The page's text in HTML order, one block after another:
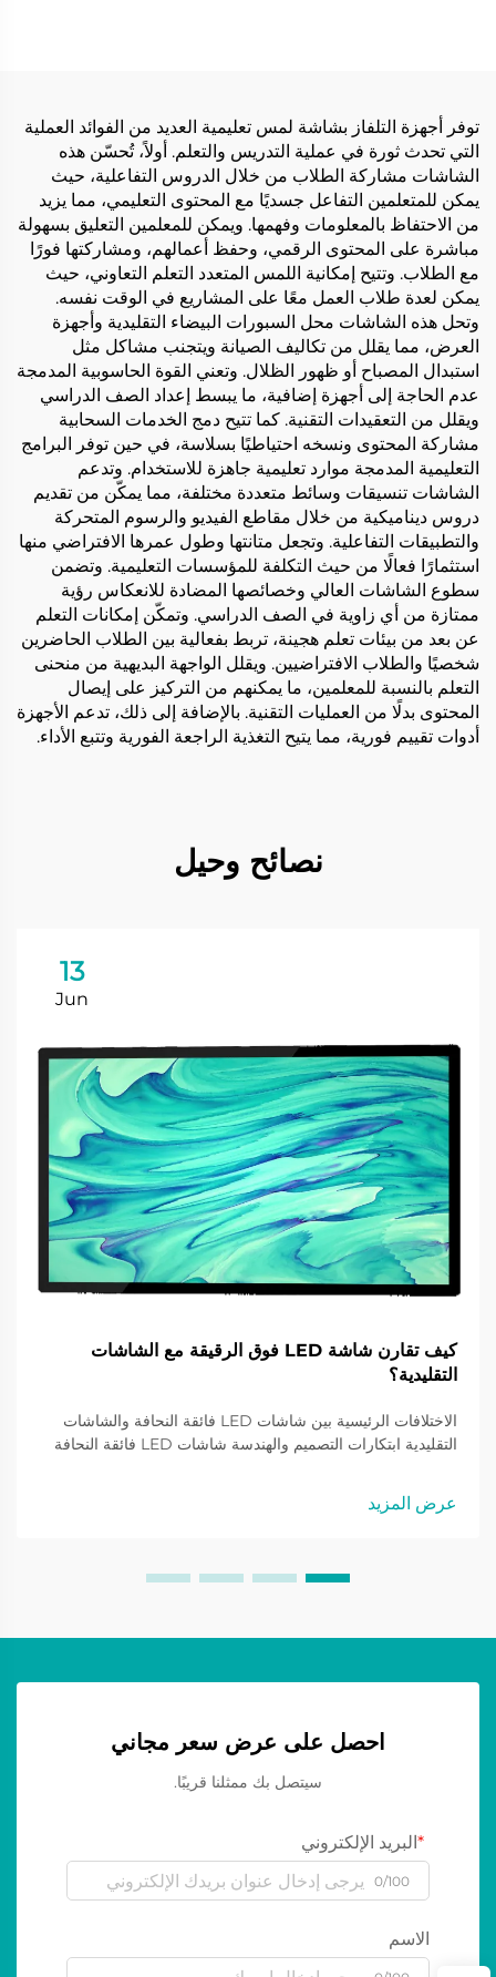
توفر أجهزة التلفاز بشاشة لمس تعليمية العديد من الفوائد العملية
التي تحدث ثورة في عملية التدريس والتعلم. أولاً، تُحسّن هذه
الشاشات مشاركة الطلاب من خلال الدروس التفاعلية، حيث
يمكن للمتعلمين التفاعل جسديًا مع المحتوى التعليمي، مما يزيد
من الاحتفاظ بالمعلومات وفهمها. ويمكن للمعلمين التعليق بسهولة
مباشرة على المحتوى الرقمي، وحفظ أعمالهم، ومشاركتها فورًا
مع الطلاب. وتتيح إمكانية اللمس المتعدد التعلم التعاوني، حيث
يمكن لعدة طلاب العمل معًا على المشاريع في الوقت نفسه.
وتحل هذه الشاشات محل السبورات البيضاء التقليدية وأجهزة
العرض، مما يقلل من تكاليف الصيانة ويتجنب مشاكل مثل
استبدال المصباح أو ظهور الظلال. وتعني القوة الحاسوبية المدمجة
عدم الحاجة إلى أجهزة إضافية، ما يبسط إعداد الصف الدراسي
ويقلل من التعقيدات التقنية. كما تتيح دمج الخدمات السحابية
مشاركة المحتوى ونسخه احتياطيًا بسلاسة، في حين توفر البرامج
التعليمية المدمجة موارد تعليمية جاهزة للاستخدام. وتدعم
الشاشات تنسيقات وسائط متعددة مختلفة، مما يمكّن من تقديم
دروس ديناميكية من خلال مقاطع الفيديو والرسوم المتحركة
والتطبيقات التفاعلية. وتجعل متانتها وطول عمرها الافتراضي منها
استثمارًا فعالًا من حيث التكلفة للمؤسسات التعليمية. وتضمن
سطوع الشاشات العالي وخصائصها المضادة للانعكاس رؤية
ممتازة من أي زاوية في الصف الدراسي. وتمكّن إمكانات التعلم
عن بعد من بيئات تعلم هجينة، تربط بفعالية بين الطلاب الحاضرين
شخصيًا والطلاب الافتراضيين. ويقلل الواجهة البديهية من منحنى
التعلم بالنسبة للمعلمين، ما يمكنهم من التركيز على إيصال
المحتوى بدلًا من العمليات التقنية. بالإضافة إلى ذلك، تدعم الأجهزة
أدوات تقييم فورية، مما يتيح التغذية الراجعة الفورية وتتبع الأداء.
نصائح وحيل
13
Jun
كيف تقارن شاشة LED فوق الرقيقة مع الشاشات
التقليدية؟
الاختلافات الرئيسية بين شاشات LED فائقة النحافة والشاشات
التقليدية ابتكارات التصميم والهندسة شاشات LED فائقة النحافة
أساسية لها. أقل بكثير في الحجم مقارنة بالتصميمات التقليدية
عرض المزيد
احصل على عرض سعر مجاني
سيتصل بك ممثلنا قريبًا.
البريد الإلكتروني
0/100
الاسم